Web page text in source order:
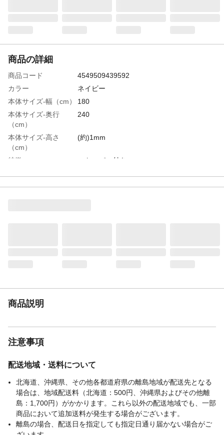
商品の詳細
商品コード
4549509439592
カラー
ネイビー
本体サイズ-幅（cm）
180
本体サイズ-奥行
（cm）
240
本体サイズ-高さ
（cm）
(約)1mm
特徴
ストッパー付き
生産国
中国
重量
商品説明
注意事項
配送地域・送料について
北海道、沖縄県、その他各都道府県の離島地域が配送先となる
場合は、地域配送料（北海道：500円、沖縄県およびその他離
島：1,700円）がかかります。これら以外の配送地域でも、一部
商品において追加送料が発生する場合がございます。
離島の場合、配送日を指定しても指定日通り届かない場合がご